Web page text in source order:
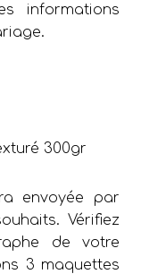
informations
300gr
envoyée par
Vérifiez
de votre
3 maquettes